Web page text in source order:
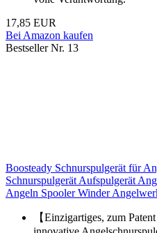
17,85 EUR
Bei Amazon kaufen
Bestseller Nr. 13
Boosteady Schnurspulgerät für
Schnurspulgerät Aufspulgerät
Angeln Spooler Winder
【Einzigartiges, zum